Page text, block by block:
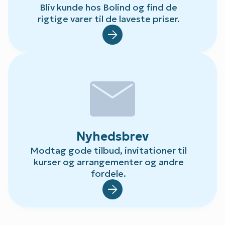
Bliv kunde hos Bolind og find de
rigtige varer til de laveste priser.
Default.aspx?Id=78
mail
Nyhedsbrev
Modtag gode tilbud, invitationer til
kurser og arrangementer og andre
fordele.
Default.aspx?Id=23